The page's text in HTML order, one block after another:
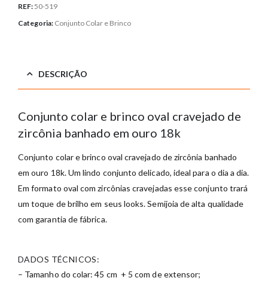
REF:50-519
Categoria: Conjunto Colar e Brinco
DESCRIÇÃO
Conjunto colar e brinco oval cravejado de
zircônia banhado em ouro 18k
Conjunto colar e brinco oval cravejado de zircônia banhado
em ouro 18k. Um lindo conjunto delicado, ideal para o dia a dia.
Em formato oval com zircônias cravejadas esse conjunto trará
um toque de brilho em seus looks. Semijoia de alta qualidade
com garantia de fábrica.
DADOS TÉCNICOS:
– Tamanho do colar: 45 cm + 5 com de extensor;